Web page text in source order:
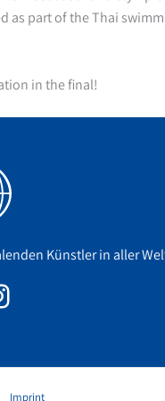
as part of the Thai
in the final!
Künstler in aller
Imprint